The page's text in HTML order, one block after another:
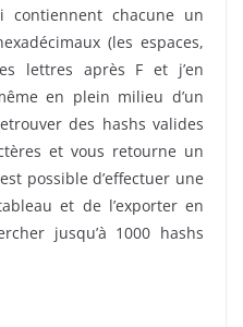
contiennent chacune un
(les espaces,
lettres après F et j’en
en plein milieu d’un
des hashs valides
et vous retourne un
possible d’effectuer une
et de l’exporter en
jusqu’à 1000 hashs